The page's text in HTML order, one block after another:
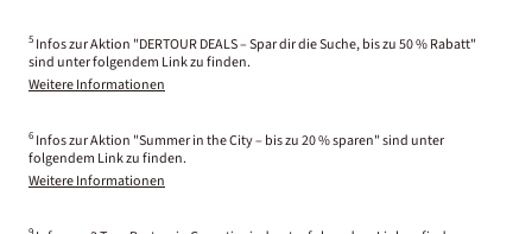
5 Infos zur Aktion "DERTOUR DEALS – Spar dir die Suche, bis zu 50 % Rabatt"
sind unter folgendem Link zu finden.
Weitere Informationen
6 Infos zur Aktion "Summer in the City – bis zu 20 % sparen" sind unter
folgendem Link zu finden.
Weitere Informationen